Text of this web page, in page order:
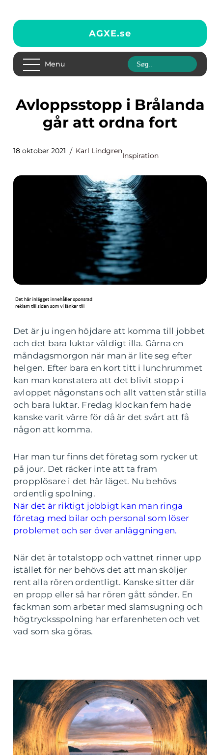
AGXE.se
Menu
Avloppsstopp i Brålanda
går att ordna fort
18 oktober 2021 Karl Lindgren
Inspiration
Det är ju ingen höjdare att komma till jobbet
och det bara luktar väldigt illa. Gärna en
måndagsmorgon när man är lite seg efter
helgen. Efter bara en kort titt i lunchrummet
kan man konstatera att det blivit stopp i
avloppet någonstans och allt vatten står stilla
och bara luktar. Fredag klockan fem hade
kanske varit värre för då är det svårt att få
någon att komma.
Har man tur finns det företag som rycker ut
på jour. Det räcker inte att ta fram
propplösare i det här läget. Nu behövs
ordentlig spolning.
När det är riktigt jobbigt kan man ringa
företag med bilar och personal som löser
problemet och ser över anläggningen.
När det är totalstopp och vattnet rinner upp
istället för ner behövs det att man sköljer
rent alla rören ordentligt. Kanske sitter där
en propp eller så har rören gått sönder. En
fackman som arbetar med slamsugning och
högtrycksspolning har erfarenheten och vet
vad som ska göras.